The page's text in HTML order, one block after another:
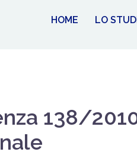
HOME LO
138/